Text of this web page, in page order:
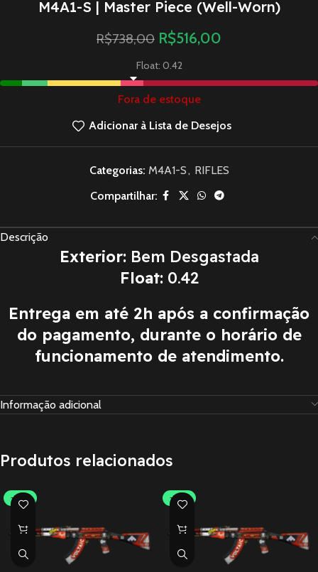
M4A1-S | Master Piece (Well-Worn)
R$738,00 R$516,00
Float: 0.42
Fora de estoque
Adicionar à Lista de Desejos
Categorias: M4A1-S, RIFLES
Compartilhar:
Descrição
Exterior: Bem Desgastada
Float: 0.42
Entrega em até 2h após a confirmação
do pagamento, durante o horário de
funcionamento de atendimento.
Informação adicional
Produtos relacionados
-30% -30%